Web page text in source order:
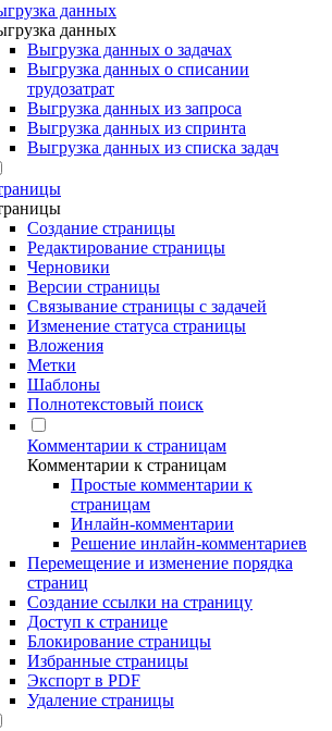
данных
данных
Выгрузка данных о задачах
Выгрузка данных о списании
трудозатрат
Выгрузка данных из запроса
Выгрузка данных из спринта
Выгрузка данных из списка задач
Создание страницы
Редактирование страницы
Черновики
Версии страницы
Связывание страницы с задачей
Изменение статуса страницы
Вложения
Метки
Шаблоны
Полнотекстовый поиск
Комментарии к страницам
Комментарии к страницам
Простые комментарии к
страницам
Инлайн-комментарии
Решение инлайн-комментариев
Перемещение и изменение порядка
страниц
Создание ссылки на страницу
Доступ к странице
Блокирование страницы
Избранные страницы
Экспорт в PDF
Удаление страницы